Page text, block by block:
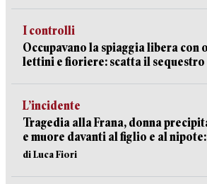
I controlli
Occupavano la spiaggia libera con
lettini e fioriere: scatta il sequestro
L’incidente
Tragedia alla Frana, donna
e muore davanti al figlio e al
di Luca Fiori